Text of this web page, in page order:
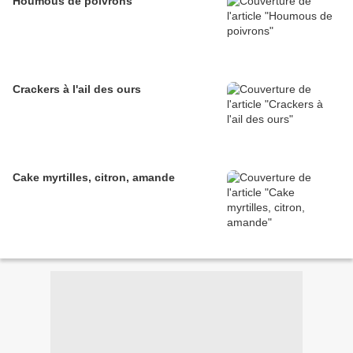
Crackers à l'ail des ours
Cake myrtilles, citron, amande